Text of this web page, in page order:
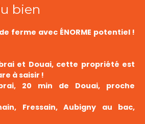
bien
de ferme avec ÉNORME potentiel !
et Douai, cette propriété est
à saisir !
20 min de Douai, proche
Fressain, Aubigny au bac,